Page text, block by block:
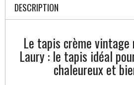
DESCRIPTION
Le tapis crème
Laury : le tapis idéal
chaleureux et